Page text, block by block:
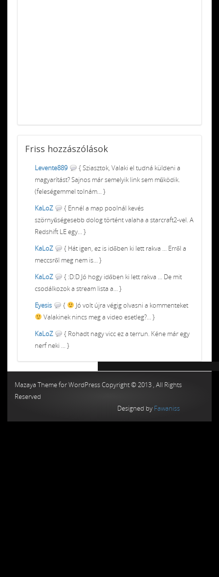
Friss hozzászólások
Levente889
{ Sziasztok, Valaki el tudná küldeni a
magyarítást? Sajnos már semelyik link sem működik.
(feleségemmel tolnám... }
KaLoZ
{ Ennél a map poolnál kevés
szörnyűségesebb dolog történt valaha a starcraft2-vel. A
Redshift LE egy... }
KaLoZ
{ Hát igen, ez is időben ki lett rakva ... Erről a
meccsről meg nem is... }
KaLoZ
{ :D:D Jó hogy időben ki lett rakva ... De mit
csodálkozok a stream lista a... }
Eyesis
{
Jó volt újra végig olvasni a kommenteket
Valakinek nincs meg a video esetleg?... }
KaLoZ
{ Rohadt nagy vicc ez a terrun. Kéne már egy
nerf neki ... }
Mazaya Theme for WordPress Copyright © 2013 , All Rights
Reserved
Designed by Fawaniss